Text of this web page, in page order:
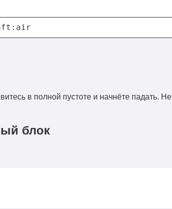
в полной пустоте и начнёте падать. Не
блок